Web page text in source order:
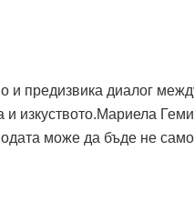
и предизвика диалог
и изкуството.Мариела
може да бъде не само